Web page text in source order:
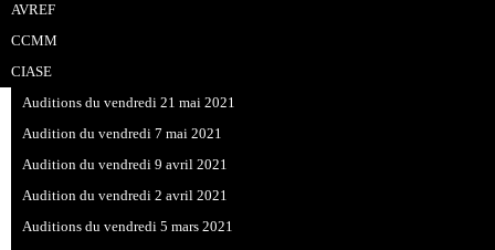
AVREF
CCMM
CIASE
Auditions du vendredi 21 mai 2021
Audition du vendredi 7 mai 2021
Audition du vendredi 9 avril 2021
Audition du vendredi 2 avril 2021
Auditions du vendredi 5 mars 2021